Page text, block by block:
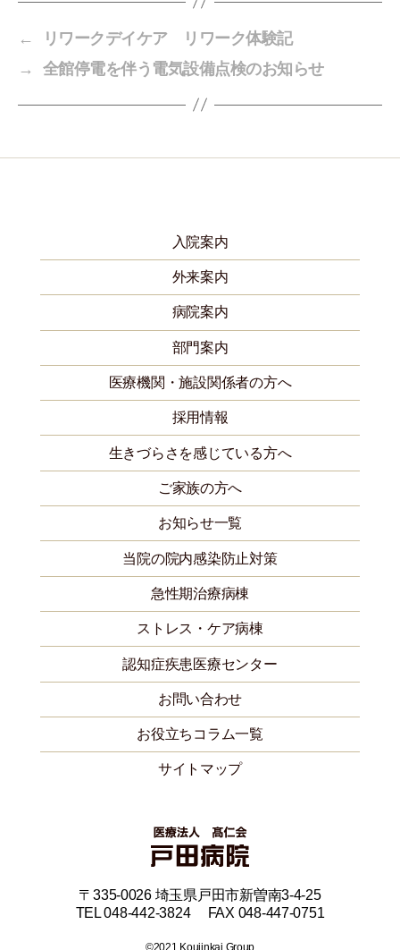
←
リワークデイケア リワーク体験記
→
全館停電を伴う電気設備点検のお知らせ
入院案内
外来案内
病院案内
部門案内
医療機関・施設関係者の方へ
採用情報
生きづらさを感じている方へ
ご家族の方へ
お知らせ一覧
当院の院内感染防止対策
急性期治療病棟
ストレス・ケア病棟
認知症疾患医療センター
お問い合わせ
お役立ちコラム一覧
サイトマップ
〒335-0026 埼玉県戸田市新曽南3-4-25
TEL 048-442-3824 FAX 048-447-0751